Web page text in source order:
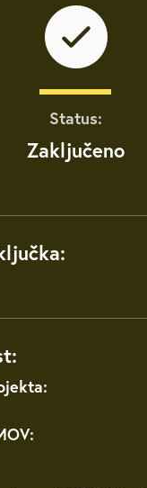
Status:
Zaključeno